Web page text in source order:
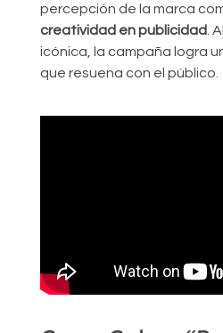
percepción de la marca
creatividad en publicidad .
icónica, la campaña logra
que resuena con el público.